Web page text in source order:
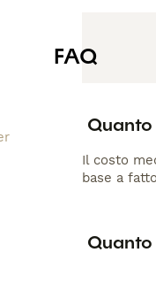
FAQ
Il costo
base a